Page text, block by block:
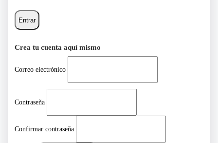
Entrar
Crea tu cuenta aquí mismo
Correo electrónico
Contraseña
Confirmar contraseña